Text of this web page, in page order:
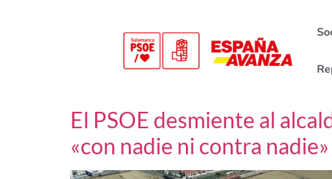
El PSOE desmiente al
«con nadie ni contra